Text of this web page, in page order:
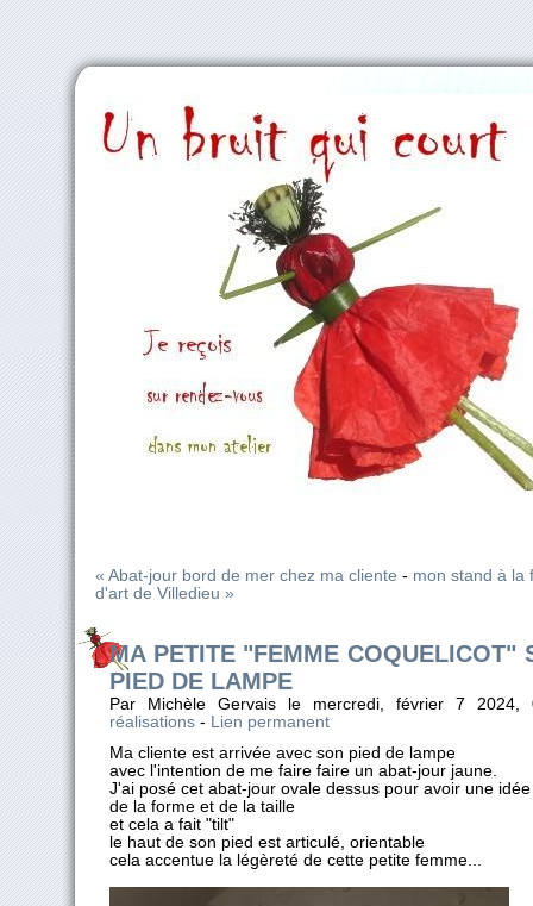
« Abat-jour bord de mer chez ma cliente - mon stand à la
d'art de Villedieu »
MA PETITE "FEMME COQUELICOT"
PIED DE LAMPE
Par Michèle Gervais le mercredi, février 7
réalisations - Lien permanent
Ma cliente est arrivée avec son pied de lampe
avec l'intention de me faire faire un abat-jour jaune.
J'ai posé cet abat-jour ovale dessus pour avoir une idée
de la forme et de la taille
et cela a fait "tilt"
le haut de son pied est articulé, orientable
cela accentue la légèreté de cette petite femme...